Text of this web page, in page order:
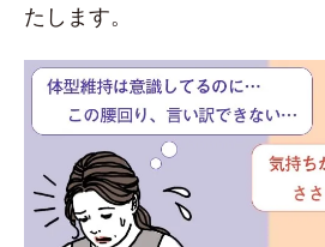
たします。